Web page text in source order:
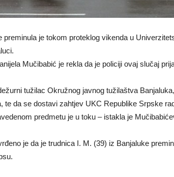
preminula je tokom proteklog vikenda u
Mučibabić je rekla da je policiji ovaj slučaj
tužilac Okružnog javnog tužilaštva
te da se dostavi zahtjev UKC Republike Srpske
predmetu je u toku – istakla je
je da je trudnica I. M. (39) iz Banjaluke